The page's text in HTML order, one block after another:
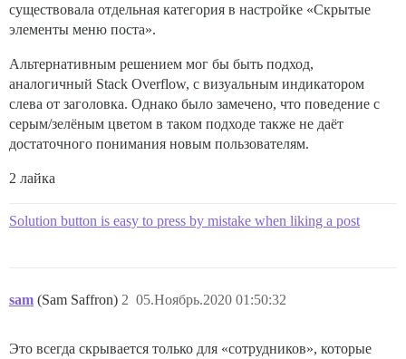
существовала отдельная категория в настройке «Скрытые
элементы меню поста».
Альтернативным решением мог бы быть подход,
аналогичный Stack Overflow, с визуальным индикатором
слева от заголовка. Однако было замечено, что поведение с
серым/зелёным цветом в таком подходе также не даёт
достаточного понимания новым пользователям.
2 лайка
Solution button is easy to press by mistake when liking a post
sam (Sam Saffron) 05.Ноябрь.2020 01:50:32
2
Это всегда скрывается только для «сотрудников», которые